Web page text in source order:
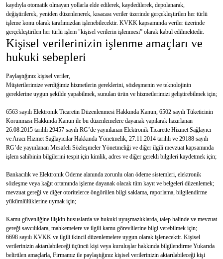
kaydıyla otomatik olmayan yollarla elde edilerek, kaydedilerek, depolanarak,
değiştirilerek, yeniden düzenlenerek, kısacası veriler üzerinde gerçekleştirilen her türlü
işleme konu olarak tarafımızdan işlenebilecektir. KVKK kapsamında veriler üzerinde
gerçekleştirilen her türlü işlem "kişisel verilerin işlenmesi” olarak kabul edilmektedir.
Kişisel verilerinizin işlenme amaçları ve
hukuki sebepleri
Paylaştığınız kişisel veriler,
Müşterilerimize verdiğimiz hizmetlerin gereklerini, sözleşmenin ve teknolojinin
gereklerine uygun şekilde yapabilmek, sunulan ürün ve hizmetlerimizi geliştirebilmek için;
6563 sayılı Elektronik Ticaretin Düzenlenmesi Hakkında Kanun, 6502 sayılı Tüketicinin
Korunması Hakkında Kanun ile bu düzenlemelere dayanak yapılarak hazırlanan
26.08.2015 tarihli 29457 sayılı RG’de yayınlanan Elektronik Ticarette Hizmet Sağlayıcı
ve Aracı Hizmet Sağlayıcılar Hakkında Yönetmelik, 27.11.2014 tarihli ve 29188 sayılı
RG’de yayınlanan Mesafeli Sözleşmeler Yönetmeliği ve diğer ilgili mevzuat kapsamında
işlem sahibinin bilgilerini tespit için kimlik, adres ve diğer gerekli bilgileri kaydetmek için;
Bankacılık ve Elektronik Ödeme alanında zorunlu olan ödeme sistemleri, elektronik
sözleşme veya kağıt ortamında işleme dayanak olacak tüm kayıt ve belgeleri düzenlemek;
mevzuat gereği ve diğer otoritelerce öngörülen bilgi saklama, raporlama, bilgilendirme
yükümlülüklerine uymak için;
Kamu güvenliğine ilişkin hususlarda ve hukuki uyuşmazlıklarda, talep halinde ve mevzuat
gereği savcılıklara, mahkemelere ve ilgili kamu görevlilerine bilgi verebilmek için;
6698 sayılı KVKK ve ilgili ikincil düzenlemelere uygun olarak işlenecektir. Kişisel
verilerinizin aktarılabileceği üçüncü kişi veya kuruluşlar hakkında bilgilendirme Yukarıda
belirtilen amaçlarla, Firmamız ile paylaştığınız kişisel verilerinizin aktarılabileceği kişi